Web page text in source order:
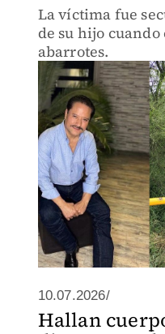
La víctima fue
de su hijo
abarrotes.
10.07.2026/
Hallan